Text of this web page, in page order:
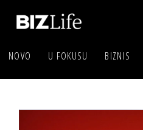
NOVO U FOKUSU BIZNIS